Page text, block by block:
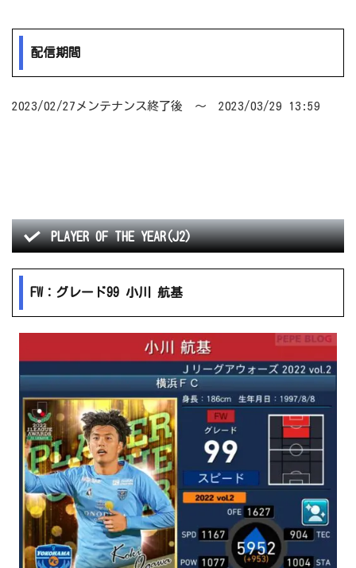
配信期間
2023/02/27メンテナンス終了後 ～ 2023/03/29 13:59
PLAYER OF THE YEAR(J2)
FW：グレード99 小川 航基